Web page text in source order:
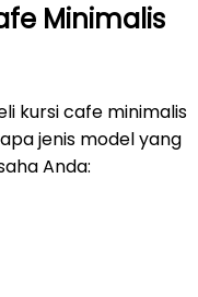
Minimalis
kursi cafe minimalis
jenis model yang
Anda: